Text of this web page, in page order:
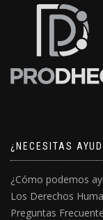
¿NECESITAS
¿Cómo podemos
Los Derechos
Preguntas